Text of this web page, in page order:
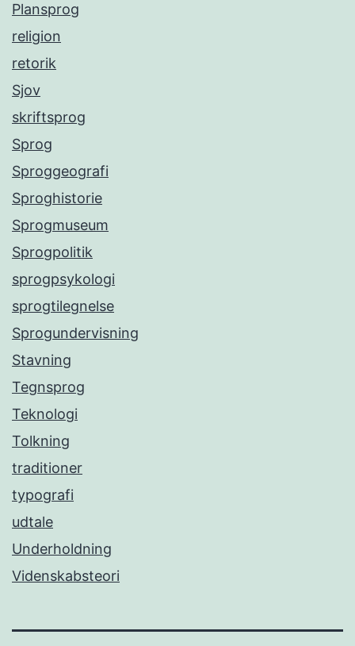
Plansprog
religion
retorik
Sjov
skriftsprog
Sprog
Sproggeografi
Sproghistorie
Sprogmuseum
Sprogpolitik
sprogpsykologi
sprogtilegnelse
Sprogundervisning
Stavning
Tegnsprog
Teknologi
Tolkning
traditioner
typografi
udtale
Underholdning
Videnskabsteori